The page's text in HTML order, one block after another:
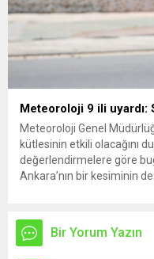
Meteoroloji 9 ili uyardı:
Meteoroloji Genel
kütlesinin etkili olacağını
değerlendirmelere göre
Ankara’nın bir kesiminin
üzerine çıkarak yaz
Bir Yorum Yazın